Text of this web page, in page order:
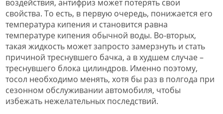
воздействия, антифриз может потерять свои
свойства. То есть, в первую очередь, понижается его
температура кипения и становится равна
температуре кипения обычной воды. Во-вторых,
такая жидкость может запросто замерзнуть и стать
причиной треснувшего бачка, а в худшем случае –
треснувшего блока цилиндров. Именно поэтому,
тосол необходимо менять, хотя бы раз в полгода при
сезонном обслуживании автомобиля, чтобы
избежать нежелательных последствий.